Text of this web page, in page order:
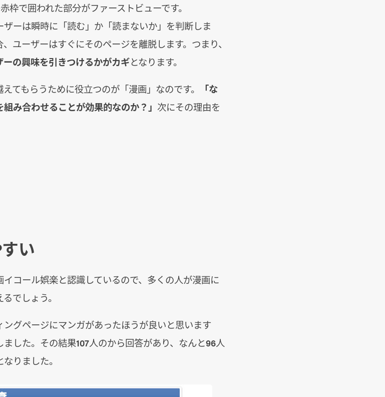
枠で囲われた部分がファーストビューです。
ーは瞬時に「読む」か「読まないか」を判断しま
ユーザーはすぐにそのページを離脱します。つまり、
の興味を引きつけるかがカギとなります。
てもらうために役立つのが「漫画」なのです。
「な
み合わせることが効果的なのか？」 次にその理由を
い
コール娯楽と認識しているので、多くの人が漫画に
でしょう。
グページにマンガがあったほうが良いと思います
した。その結果107人のから回答があり、なんと96人
りました。